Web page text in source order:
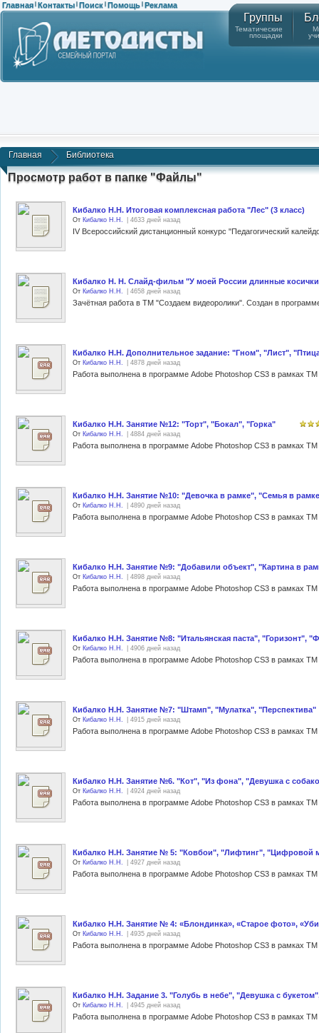
Главная | Контакты | Поиск | Помощь | Реклама
Группы
Тематические
площадки
Главная Библиотека
Просмотр работ в папке "Файлы"
Кибалко Н.Н. Итоговая комплексная работа "Лес" (3 класс)
От Кибалко Н.Н. | 4633 дней назад
Кибалко Н. Н. Слайд-фильм "У моей России длинные
От Кибалко Н.Н. | 4658 дней назад
Кибалко Н.Н. Дополнительное задание: "Гном", "Лист",
От Кибалко Н.Н. | 4878 дней назад
Работа выполнена в программе Adobe Photoshop CS3 в рамках
Кибалко Н.Н. Занятие №12: "Торт", "Бокал", "Горка"
От Кибалко Н.Н. | 4884 дней назад
Работа выполнена в программе Adobe Photoshop CS3 в рамках
Кибалко Н.Н. Занятие №10: "Девочка в рамке", "Семья в
От Кибалко Н.Н. | 4890 дней назад
Работа выполнена в программе Adobe Photoshop CS3 в рамках
Кибалко Н.Н. Занятие №9: "Добавили объект", "Картина в
От Кибалко Н.Н. | 4898 дней назад
Работа выполнена в программе Adobe Photoshop CS3 в рамках
Кибалко Н.Н. Занятие №8: "Итальянская паста", "Горизонт",
От Кибалко Н.Н. | 4906 дней назад
Работа выполнена в программе Adobe Photoshop CS3 в рамках
Кибалко Н.Н. Занятие №7: "Штамп", "Мулатка", "Перспектива"
От Кибалко Н.Н. | 4915 дней назад
Работа выполнена в программе Adobe Photoshop CS3 в рамках
Кибалко Н.Н. Занятие №6. "Кот", "Из фона", "Девушка с
От Кибалко Н.Н. | 4924 дней назад
Работа выполнена в программе Adobe Photoshop CS3 в рамках
Кибалко Н.Н. Занятие № 5: "Ковбои", "Лифтинг", "Цифровой
От Кибалко Н.Н. | 4927 дней назад
Работа выполнена в программе Adobe Photoshop CS3 в рамках
Кибалко Н.Н. Занятие № 4: «Блондинка», «Старое фото»,
От Кибалко Н.Н. | 4935 дней назад
Работа выполнена в программе Adobe Photoshop CS3 в рамках
Кибалко Н.Н. Задание 3. "Голубь в небе", "Девушка с
От Кибалко Н.Н. | 4945 дней назад
Работа выполнена в программе Adobe Photoshop CS3 в рамках